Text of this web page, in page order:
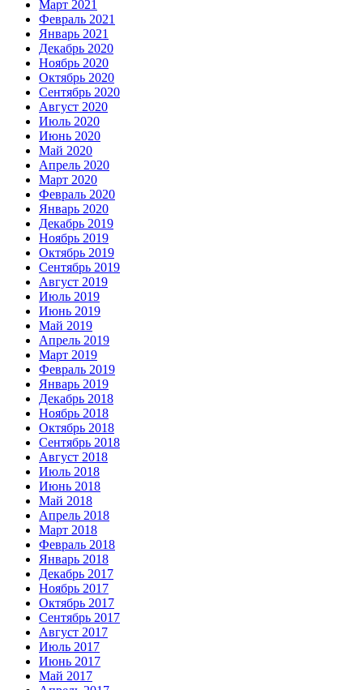
Март 2021
Февраль 2021
Январь 2021
Декабрь 2020
Ноябрь 2020
Октябрь 2020
Сентябрь 2020
Август 2020
Июль 2020
Июнь 2020
Май 2020
Апрель 2020
Март 2020
Февраль 2020
Январь 2020
Декабрь 2019
Ноябрь 2019
Октябрь 2019
Сентябрь 2019
Август 2019
Июль 2019
Июнь 2019
Май 2019
Апрель 2019
Март 2019
Февраль 2019
Январь 2019
Декабрь 2018
Ноябрь 2018
Октябрь 2018
Сентябрь 2018
Август 2018
Июль 2018
Июнь 2018
Май 2018
Апрель 2018
Март 2018
Февраль 2018
Январь 2018
Декабрь 2017
Ноябрь 2017
Октябрь 2017
Сентябрь 2017
Август 2017
Июль 2017
Июнь 2017
Май 2017